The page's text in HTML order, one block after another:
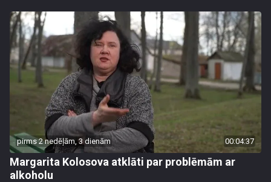
pirms 2 nedēļām, 3 dienām 00:04:37
Margarita Kolosova atklāti par problēmām ar
alkoholu